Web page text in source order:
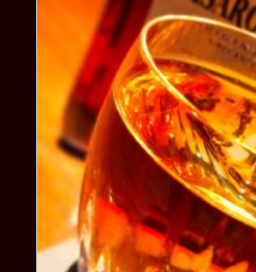
ゴッドフ